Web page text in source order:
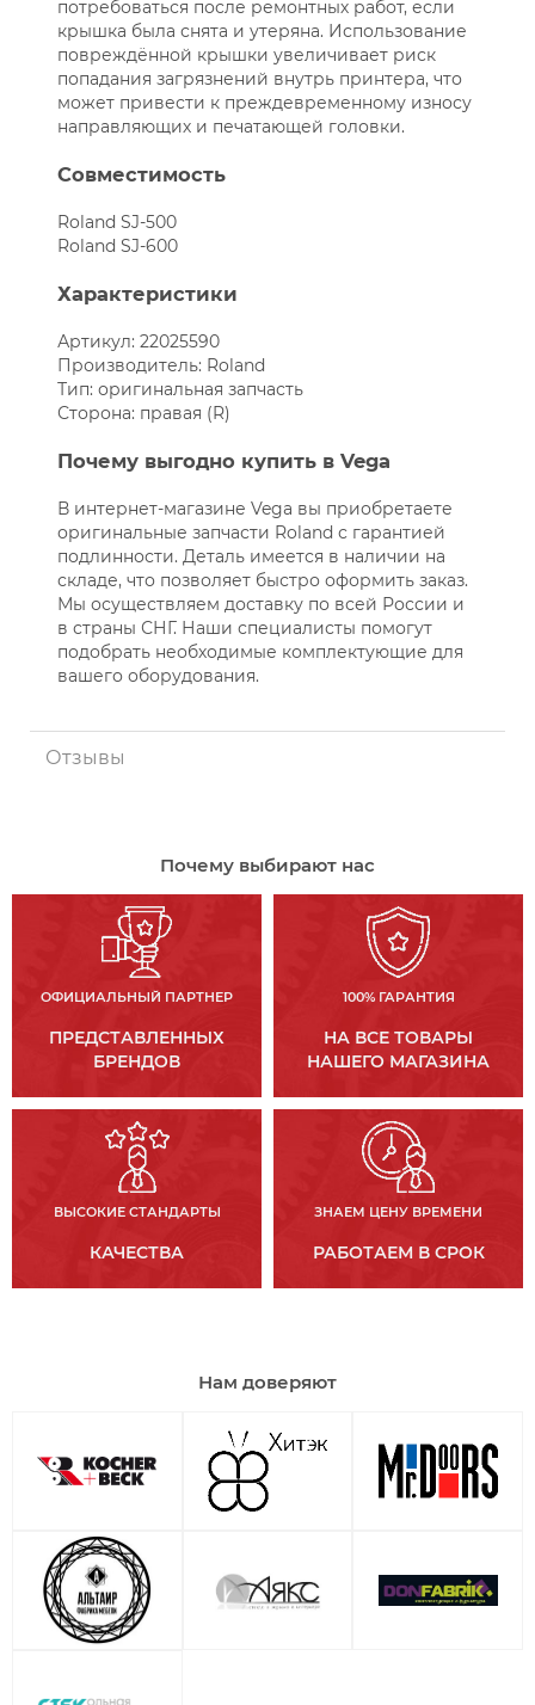
потребоваться после ремонтных работ, если
крышка была снята и утеряна. Использование
повреждённой крышки увеличивает риск
попадания загрязнений внутрь принтера, что
может привести к преждевременному износу
направляющих и печатающей головки.
Совместимость
Roland SJ-500
Roland SJ-600
Характеристики
Артикул: 22025590
Производитель: Roland
Тип: оригинальная запчасть
Сторона: правая (R)
Почему выгодно купить в Vega
В интернет-магазине Vega вы приобретаете
оригинальные запчасти Roland с гарантией
подлинности. Деталь имеется в наличии на
складе, что позволяет быстро оформить заказ.
Мы осуществляем доставку по всей России и
в страны СНГ. Наши специалисты помогут
подобрать необходимые комплектующие для
вашего оборудования.
Отзывы
Почему выбирают нас
ОФИЦИАЛЬНЫЙ ПАРТНЕР
ПРЕДСТАВЛЕННЫХ
БРЕНДОВ
100% ГАРАНТИЯ
НА ВСЕ ТОВАРЫ
НАШЕГО МАГАЗИНА
ВЫСОКИЕ СТАНДАРТЫ
КАЧЕСТВА
ЗНАЕМ ЦЕНУ ВРЕМЕНИ
РАБОТАЕМ В СРОК
Нам доверяют